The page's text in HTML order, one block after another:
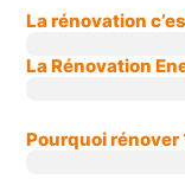
La rénovation
La Rénovation
Pourquoi rénover